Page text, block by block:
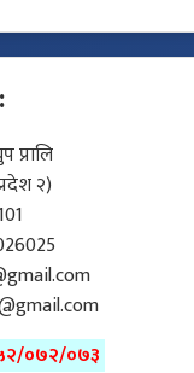
प्रालि
२)
०७२/०७३